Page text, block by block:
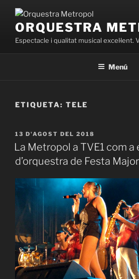
contingut
ORQUESTRA
Espectacle i qualitat musical excel·lent.
Menú
ETIQUETA: TELE
PUBLICAT
A
13 D'AGOST DEL 2018
La Metropol a TVE1 com a
d’orquestra de Festa